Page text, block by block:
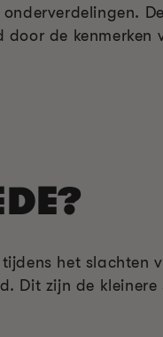
de kenmerken
het slachten
Dit zijn de